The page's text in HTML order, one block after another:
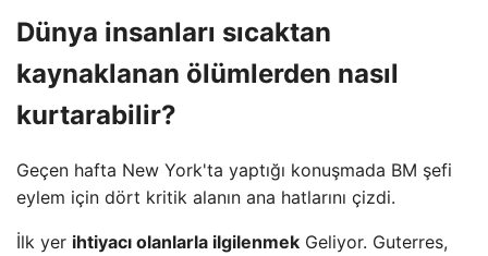
Dünya insanları sıcaktan
kaynaklanan ölümlerden nasıl
kurtarabilir?
Geçen hafta New York'ta yaptığı konuşmada BM şefi
eylem için dört kritik alanın ana hatlarını çizdi.
İlk yer ihtiyacı olanlarla ilgilenmek Geliyor. Guterres,